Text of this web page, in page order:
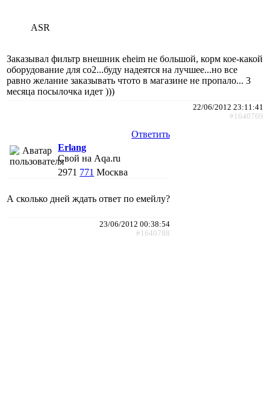
ASR
Заказывал фильтр внешник eheim не большой, корм кое-какой
оборудование для со2...буду надеятся на лучшее...но все
равно желание заказывать чтото в магазине не пропало... 3
месяца посылочка идет )))
22/06/2012 23:11:41
#1640769
Ответить
Erlang
Свой на Aqa.ru
2971 771 Москва
А сколько дней ждать ответ по емейлу?
23/06/2012 00:38:54
#1640788